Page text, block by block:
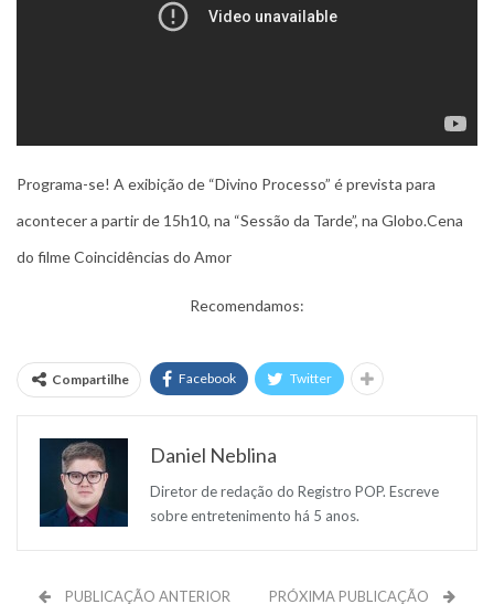
Programa-se! A exibição de “Divino Processo” é prevista para
acontecer a partir de 15h10, na “Sessão da Tarde”, na Globo.Cena
do filme Coincidências do Amor
Recomendamos:
Compartilhe Facebook Twitter
Daniel Neblina
Diretor de redação do Registro POP. Escreve
sobre entretenimento há 5 anos.
PUBLICAÇÃO ANTERIOR PRÓXIMA PUBLICAÇÃO